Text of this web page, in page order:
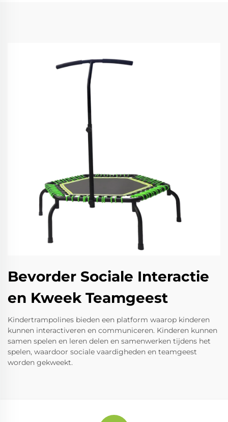
Bevorder Sociale Interactie
en Kweek Teamgeest
Kindertrampolines bieden een platform waarop kinderen
kunnen interactiveren en communiceren. Kinderen kunnen
samen spelen en leren delen en samenwerken tijdens het
spelen, waardoor sociale vaardigheden en teamgeest
worden gekweekt.